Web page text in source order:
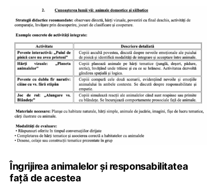
Îngrijirea animalelor și responsabilitatea
față de acestea